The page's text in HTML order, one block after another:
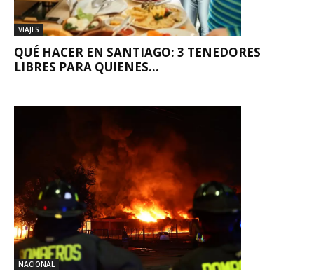
VIAJES
QUÉ HACER EN SANTIAGO: 3 TENEDORES
LIBRES PARA QUIENES...
NACIONAL